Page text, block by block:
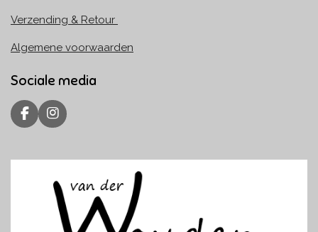
Verzending & Retour
Algemene voorwaarden
Sociale media
F
a
e
I
n
t
g
r
a
m